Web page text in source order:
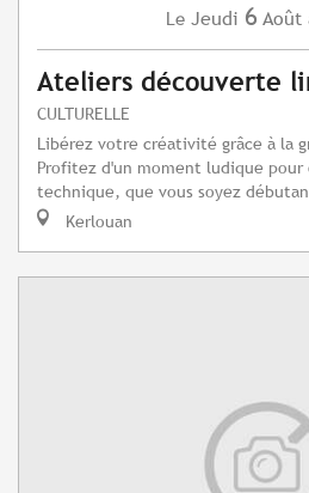
Le Jeudi 6 Août
Ateliers découverte
CULTURELLE
Libérez votre créativité grâce à la
Profitez d'un moment ludique
technique, que vous soyez
Kerlouan